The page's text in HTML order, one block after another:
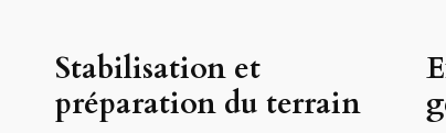
Stabilisation et
préparation du terrain